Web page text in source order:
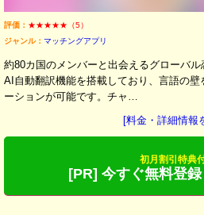
評価： ★★★★★（5）
ジャンル： マッチングアプリ
約80カ国のメンバーと出会えるグローバル
AI自動翻訳機能を搭載しており、言語の
ーションが可能です。チャ…
[料金・詳細情報
初月割引特典
[PR] 今すぐ無料登